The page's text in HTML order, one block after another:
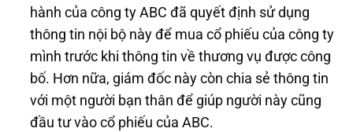
hành của công ty ABC đã quyết định sử dụng
thông tin nội bộ này để mua cổ phiếu của công ty
mình trước khi thông tin về thương vụ được công
bố. Hơn nữa, giám đốc này còn chia sẻ thông tin
với một người bạn thân để giúp người này cũng
đầu tư vào cổ phiếu của ABC.